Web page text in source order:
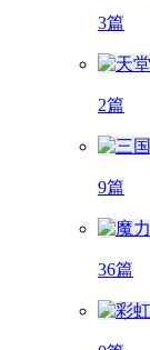
3篇
2篇
9篇
36篇